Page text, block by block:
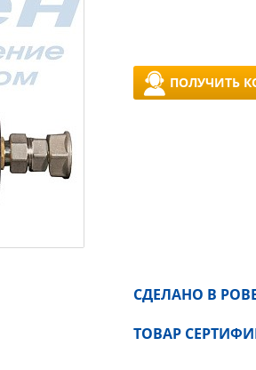
ПОЛУЧИТЬ
СДЕЛАНО В
ТОВАР